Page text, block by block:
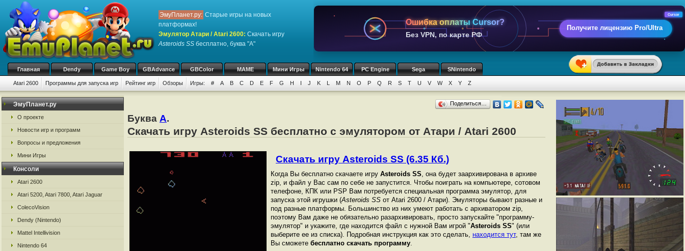
ЭмуПланет.ру: Старые игры на новых
платформах!
Эмулятор Атари / Atari 2600: Скачать игру
Asteroids SS бесплатно, буква "A"
Ошибка оплаты Cursor?
Без VPN, по карте РФ
Получите лицензию Pro/Ultra
Cursor
Главная Dendy Game Boy GBAdvance GBColor MAME Мини Игры Nintendo 64 PC Engine Sega SNintendo
Atari 2600 Программы для запуска игр Рейтинг игр Обзоры Игры: # A B C D E F G H I J K L M N O P Q R S T U V W X Y Z
ЭмуПланет.ру
О проекте
Новости игр и программ
Вопросы и предложения
Мини Игры
Консоли
Atari 2600
Atari 5200, Atari 7800, Atari Jaguar
ColecoVision
Dendy (Nintendo)
Mattel Intellivision
Nintendo 64
Поделиться…
Буква A.
Скачать игру Asteroids SS бесплатно с эмулятором от Атари / Atari 2600
Скачать игру Asteroids SS (6.35 Кб.)
Когда Вы бесплатно скачаете игру Asteroids SS, она будет заархивирована в архиве
zip, и файл у Вас сам по себе не запустится. Чтобы поиграть на компьютере, сотовом
телефоне, КПК или PSP Вам потребуется специальная программа эмулятор, для
запуска этой игрушки (Asteroids SS от Atari 2600 / Атари). Эмуляторы бывают разные и
под разные платформы. Большинство из них умеют работать с архиватором zip,
поэтому Вам даже не обязательно разархивировать, просто запускайте "программу-
эмулятор" и укажите, где находится файл с нужной Вам игрой "Asteroids SS" (или
выберите ее из списка). Подробная инструкция как это сделать, находится тут, там же
Вы сможете бесплатно скачать программу.